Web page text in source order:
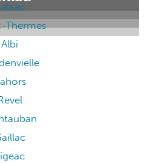
Thermes
Albi